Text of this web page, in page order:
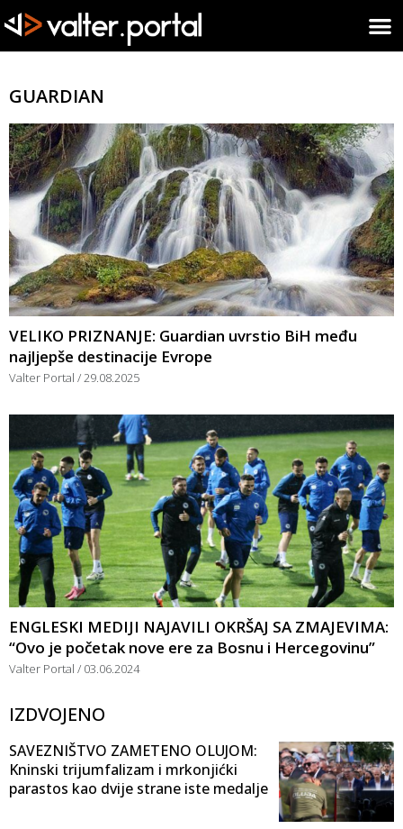
GUARDIAN
VELIKO PRIZNANJE: Guardian uvrstio BiH među
najljepše destinacije Evrope
Valter Portal 29.08.2025
ENGLESKI MEDIJI NAJAVILI OKRŠAJ SA ZMAJEVIMA:
“Ovo je početak nove ere za Bosnu i Hercegovinu”
Valter Portal 03.06.2024
IZDVOJENO
SAVEZNIŠTVO ZAMETENO OLUJOM:
Kninski trijumfalizam i mrkonjićki
parastos kao dvije strane iste medalje